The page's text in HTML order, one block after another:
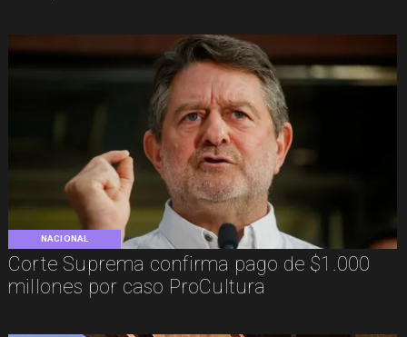
NACIONAL
Corte Suprema confirma pago de $1.000
millones por caso ProCultura